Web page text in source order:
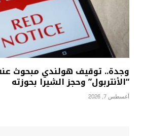
وجدة.. توقيف هولندي مبحوث
“الأنتربول” وحجز الشيرا بحوزته
أغسطس 7, 2026